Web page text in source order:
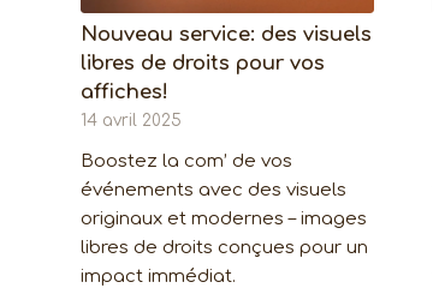
Nouveau service: des visuels
libres de droits pour vos
affiches!
14 avril 2025
Boostez la com’ de vos
événements avec des visuels
originaux et modernes – images
libres de droits conçues pour un
impact immédiat.